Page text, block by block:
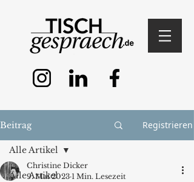
Beitrag Registrieren
Alle Artikel
Alle Artikel
Christine Dicker
9. Mai 2023 1 Min. Lesezeit